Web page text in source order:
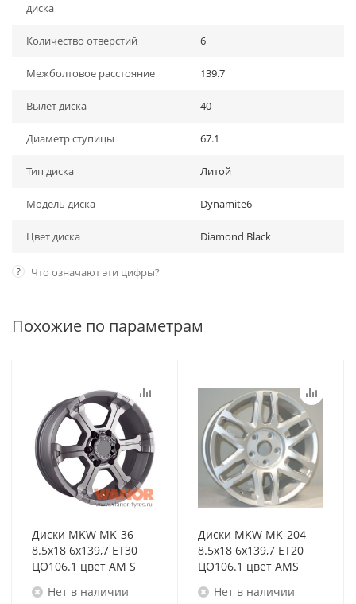
диска
Количество отверстий 6
Межболтовое расстояние 139.7
Вылет диска 40
Диаметр ступицы 67.1
Тип диска Литой
Модель диска Dynamite6
Цвет диска Diamond Black
? Что означают эти цифры?
Похожие по параметрам
Диски MKW MK-36
8.5x18 6x139,7 ET30
ЦО106.1 цвет AM S
Нет в наличии
Диски MKW MK-204
8.5x18 6x139,7 ET20
ЦО106.1 цвет AMS
Нет в наличии